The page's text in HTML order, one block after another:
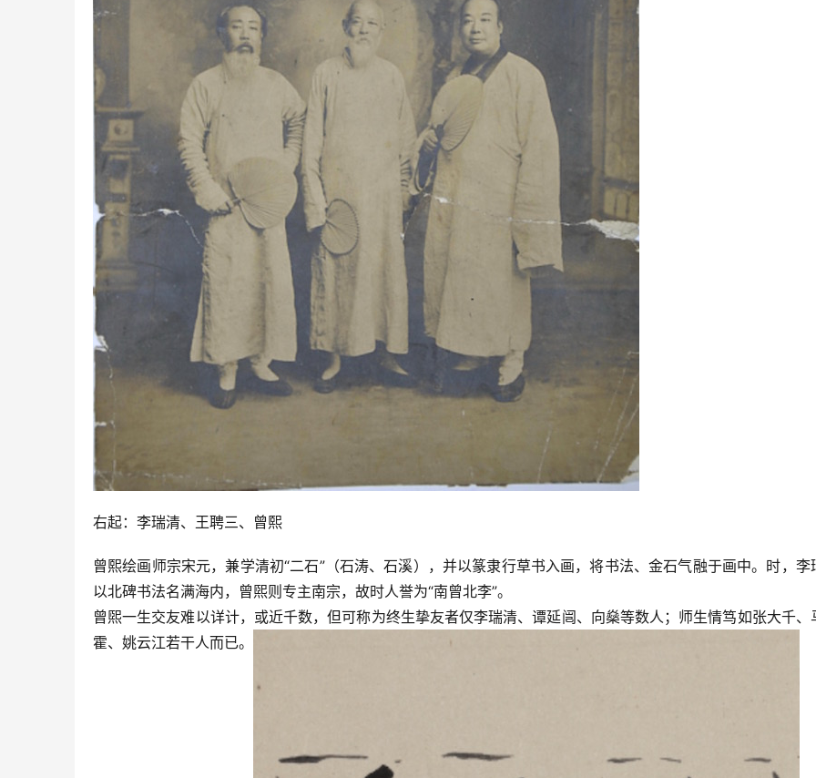
右起：李瑞清、王聘三、曾熙
曾熙绘画师宗宋元，兼学清初“二石”（石涛、石溪），并以篆隶行草书入画，将书法、金石气融于画中。时，李
以北碑书法名满海内，曾煕则专主南宗，故时人誉为“南曾北李”。
曾煕一生交友难以详计，或近千数，但可称为终生挚友者仅李瑞清、谭延闿、向燊等数人；师生情笃如张大千、
霍、姚云江若干人而已。